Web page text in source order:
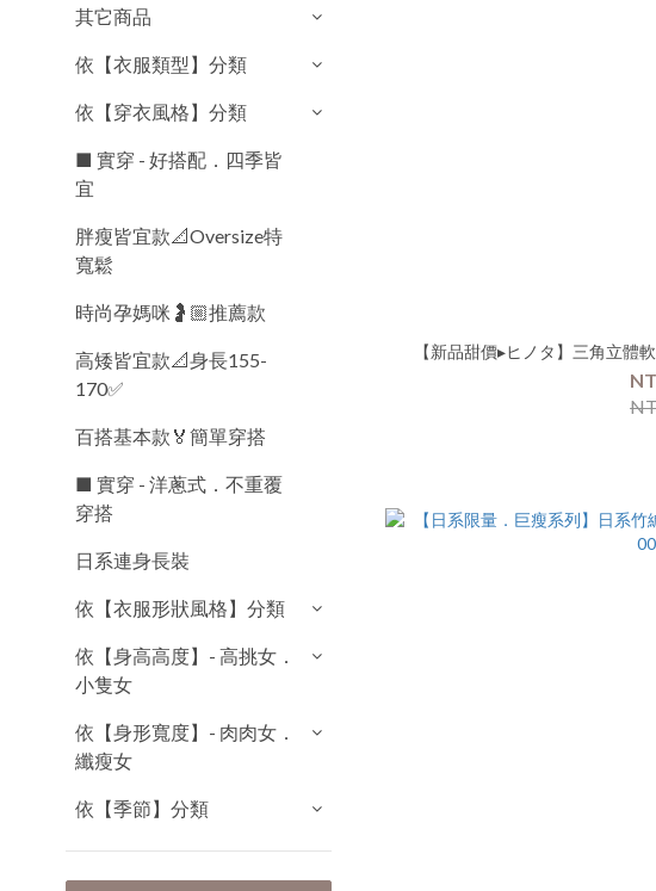
其它商品
依【衣服類型】分類
依【穿衣風格】分類
■ 實穿 - 好搭配．四季皆
宜
胖瘦皆宜款📐Oversize特
寬鬆
時尚孕媽咪🤰🏼推薦款
高矮皆宜款📐身長155-
170✅
百搭基本款🏅簡單穿搭
■ 實穿 - 洋蔥式．不重覆
穿搭
日系連身長裝
依【衣服形狀風格】分類
依【身高高度】- 高挑女．
小隻女
依【身形寬度】- 肉肉女．
纖瘦女
依【季節】分類
【新品甜價▸ヒノタ】三角立